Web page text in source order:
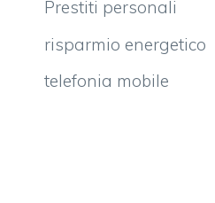
Prestiti personali
risparmio energetico
telefonia mobile